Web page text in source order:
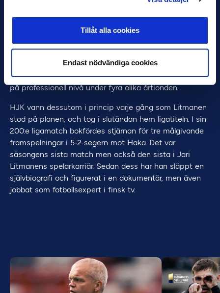
Tillåt alla cookies
Endast nödvändiga cookies
istället kontrakt med Fulham, då tränat av ovan nämnde
Hodgson. Några A-lagsmatcher blev det dock aldrig,
och istället fortsatte karriären i hemlandet Finland.
till en historisk tredjeplats i högstaligan, bara för att
året därefter trilla ur. Litmanen tog sig vidare till HJK,
där han blev en av ytterst få fotbollsspelare att spela
på professionell nivå under fyra olika årtionden.
HJK vann dessutom i princip varje gång som Litmanen
stod på planen, och tog i slutändan hem ligatiteln. I sin
200:e ligamatch bokfördes stjärnan för tre målgivande
framspelningar i 5-2-segern mot Haka. Det var
säsongens sista match men också den sista i Jari
Litmanens spelarkarriär. Sedan dess har han släppt en
självbiografi och figurerat i en dokumentär, men även
jobbat som fotbollsexpert i finsk tv.